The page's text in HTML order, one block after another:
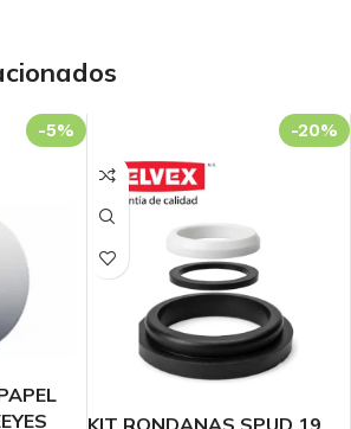
-5% -20%
KIT RONDANAS SPUD 19